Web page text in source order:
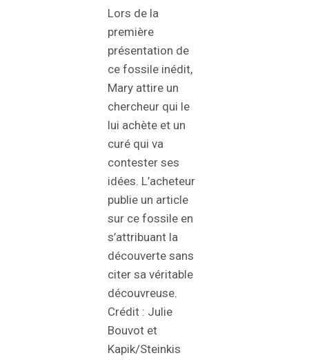
Lors de la
première
présentation de
ce fossile inédit,
Mary attire un
chercheur qui le
lui achète et un
curé qui va
contester ses
idées. L’acheteur
publie un article
sur ce fossile en
s’attribuant la
découverte sans
citer sa véritable
découvreuse.
Crédit : Julie
Bouvot et
Kapik/Steinkis